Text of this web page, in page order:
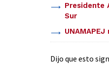
Presidente
Sur
Dijo que esto